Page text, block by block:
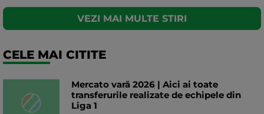
VEZI MAI MULTE STIRI
CELE MAI CITITE
Mercato vară 2026 | Aici ai toate
transferurile realizate de echipele din
Liga 1